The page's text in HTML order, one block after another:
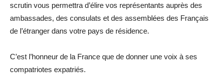
scrutin vous permettra d’élire vos représentants auprès des
ambassades, des consulats et des assemblées des Français
de l’étranger dans votre pays de résidence.
C’est l’honneur de la France que de donner une voix à ses
compatriotes expatriés.